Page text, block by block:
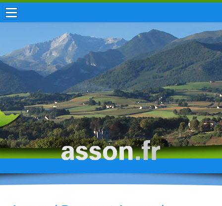
ACCUEIL / INFOS
MUNICIPALITÉ
VIE LOCALE
ENFANCE
TOURISME
HISTOIRE